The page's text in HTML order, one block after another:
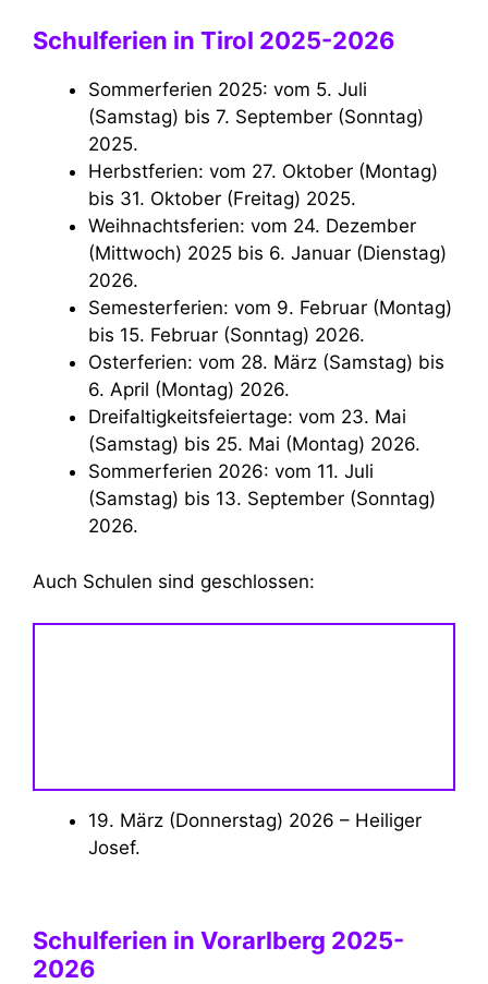
Schulferien in Tirol 2025-2026
Sommerferien 2025: vom 5. Juli
(Samstag) bis 7. September (Sonntag)
2025.
Herbstferien: vom 27. Oktober (Montag)
bis 31. Oktober (Freitag) 2025.
Weihnachtsferien: vom 24. Dezember
(Mittwoch) 2025 bis 6. Januar (Dienstag)
2026.
Semesterferien: vom 9. Februar (Montag)
bis 15. Februar (Sonntag) 2026.
Osterferien: vom 28. März (Samstag) bis
6. April (Montag) 2026.
Dreifaltigkeitsfeiertage: vom 23. Mai
(Samstag) bis 25. Mai (Montag) 2026.
Sommerferien 2026: vom 11. Juli
(Samstag) bis 13. September (Sonntag)
2026.
Auch Schulen sind geschlossen:
19. März (Donnerstag) 2026 – Heiliger
Josef.
Schulferien in Vorarlberg 2025-
2026